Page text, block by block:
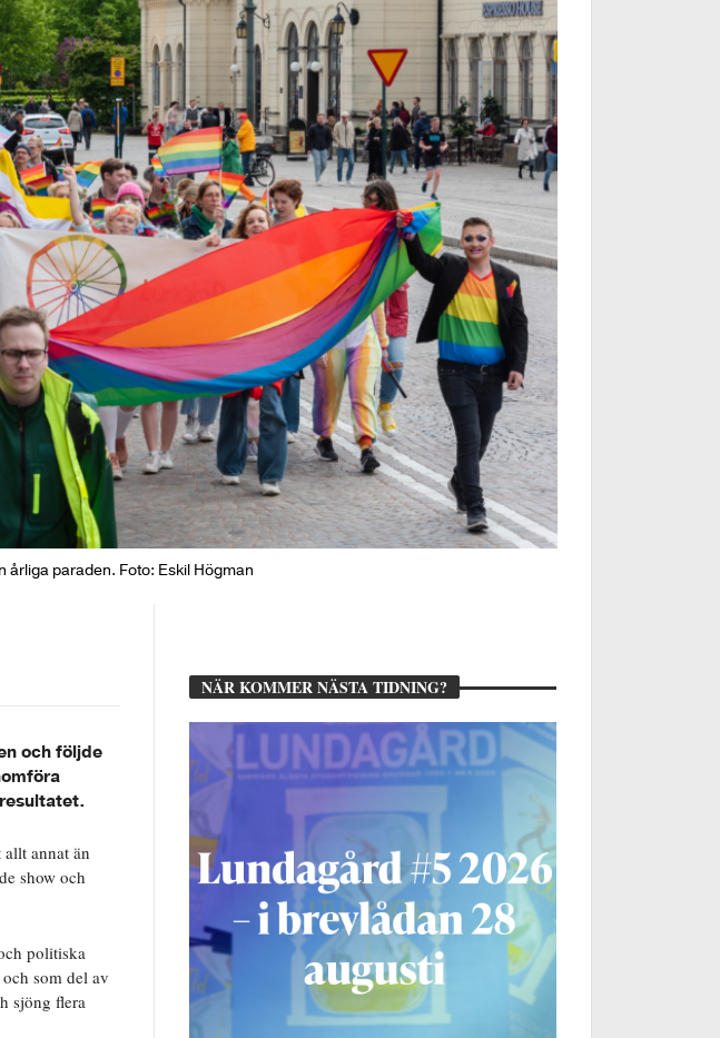
årliga paraden. Foto: Eskil Högman
och följde
annat än
show och
politiska
som del av
sjöng flera
NÄR KOMMER NÄSTA TIDNING?